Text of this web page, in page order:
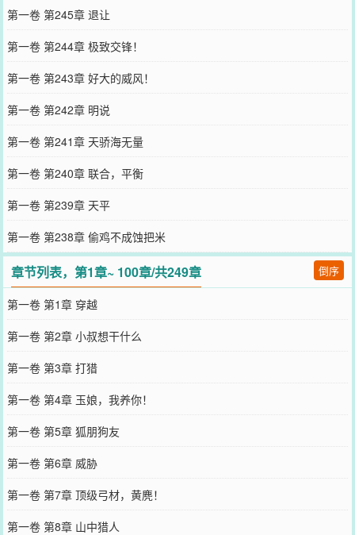
第一卷 第245章 退让
第一卷 第244章 极致交锋！
第一卷 第243章 好大的威风！
第一卷 第242章 明说
第一卷 第241章 天骄海无量
第一卷 第240章 联合，平衡
第一卷 第239章 天平
第一卷 第238章 偷鸡不成蚀把米
章节列表，第1章~ 100章/共249章 倒序
第一卷 第1章 穿越
第一卷 第2章 小叔想干什么
第一卷 第3章 打猎
第一卷 第4章 玉娘，我养你！
第一卷 第5章 狐朋狗友
第一卷 第6章 威胁
第一卷 第7章 顶级弓材，黄麂！
第一卷 第8章 山中猎人